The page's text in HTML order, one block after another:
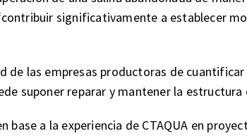
significativamente a establecer
de las empresas productoras de cuantificar
suponer reparar y mantener la
a la experiencia de CTAQUA en